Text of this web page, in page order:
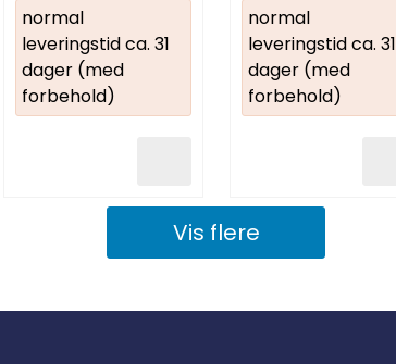
normal
leveringstid ca. 31
dager (med
forbehold)
normal
leveringstid ca. 31
dager (med
forbehold)
Vis flere